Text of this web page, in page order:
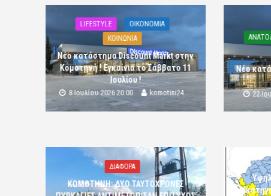
LIFESTYLE
OIKONOMIA
ΚΟΙΝΩΝΙΑ
Νέο κατάστημα Discount Markt στην
Κομοτηνή ! Εγκαίνια το Σάββατο 11
Ιουλίου !
8 Ιουλίου 2026 20:00 komotini24
Νέο
22
ΔΙΑΦΟΡΑ
ΚΟΜΟΤΗΝΗ: ΔΥΟ ΤΑΥΤΟΧΡΟΝΕΣ